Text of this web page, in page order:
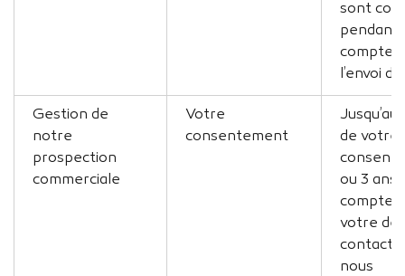
sont
pendant
compter
l’envoi
Gestion de
notre
prospection
commerciale
Votre
consentement
de votre
ou 3 ans
compter
votre
contact
nous